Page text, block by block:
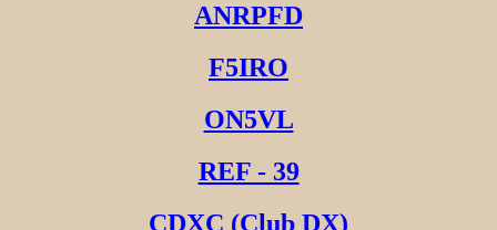
ANRPFD
F5IRO
ON5VL
REF - 39
CDXC (Club DX)